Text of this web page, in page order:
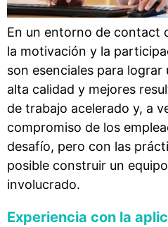
En un entorno de contact
la motivación y la
son esenciales para
alta calidad y mejores
de trabajo acelerado y, a
compromiso de los
desafío, pero con las
posible construir un
involucrado.
Experiencia con la